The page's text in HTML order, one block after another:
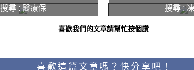
搜尋 : 醫療保 搜尋 :
喜歡我們的文章請幫忙按個讚
喜歡這篇文章嗎？快分享吧！